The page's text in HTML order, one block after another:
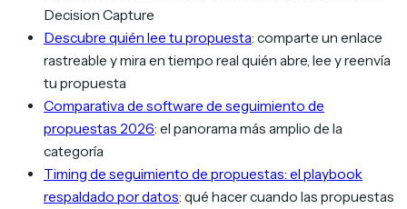
Decision Capture
Descubre quién lee tu propuesta: comparte un enlace
rastreable y mira en tiempo real quién abre, lee y reenvía
tu propuesta
Comparativa de software de seguimiento de
propuestas 2026: el panorama más amplio de la
categoría
Timing de seguimiento de propuestas: el playbook
respaldado por datos: qué hacer cuando las propuestas